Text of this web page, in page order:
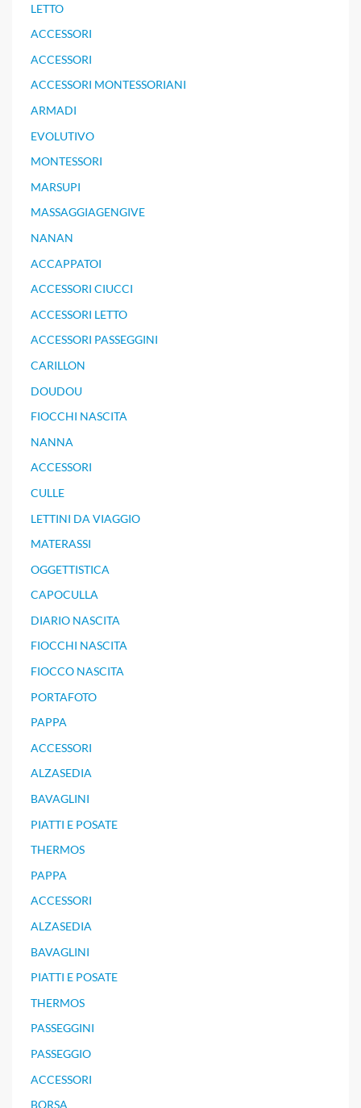
LETTO
ACCESSORI
ACCESSORI
ACCESSORI MONTESSORIANI
ARMADI
EVOLUTIVO
MONTESSORI
MARSUPI
MASSAGGIAGENGIVE
NANAN
ACCAPPATOI
ACCESSORI CIUCCI
ACCESSORI LETTO
ACCESSORI PASSEGGINI
CARILLON
DOUDOU
FIOCCHI NASCITA
NANNA
ACCESSORI
CULLE
LETTINI DA VIAGGIO
MATERASSI
OGGETTISTICA
CAPOCULLA
DIARIO NASCITA
FIOCCHI NASCITA
FIOCCO NASCITA
PORTAFOTO
PAPPA
ACCESSORI
ALZASEDIA
BAVAGLINI
PIATTI E POSATE
THERMOS
PAPPA
ACCESSORI
ALZASEDIA
BAVAGLINI
PIATTI E POSATE
THERMOS
PASSEGGINI
PASSEGGIO
ACCESSORI
BORSA